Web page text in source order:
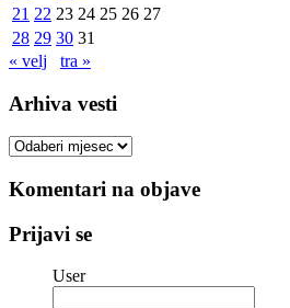
21 22 23 24 25 26 27
28 29 30 31
« velj
tra »
Arhiva vesti
Arhiva
Komentari na objave
Prijavi se
User